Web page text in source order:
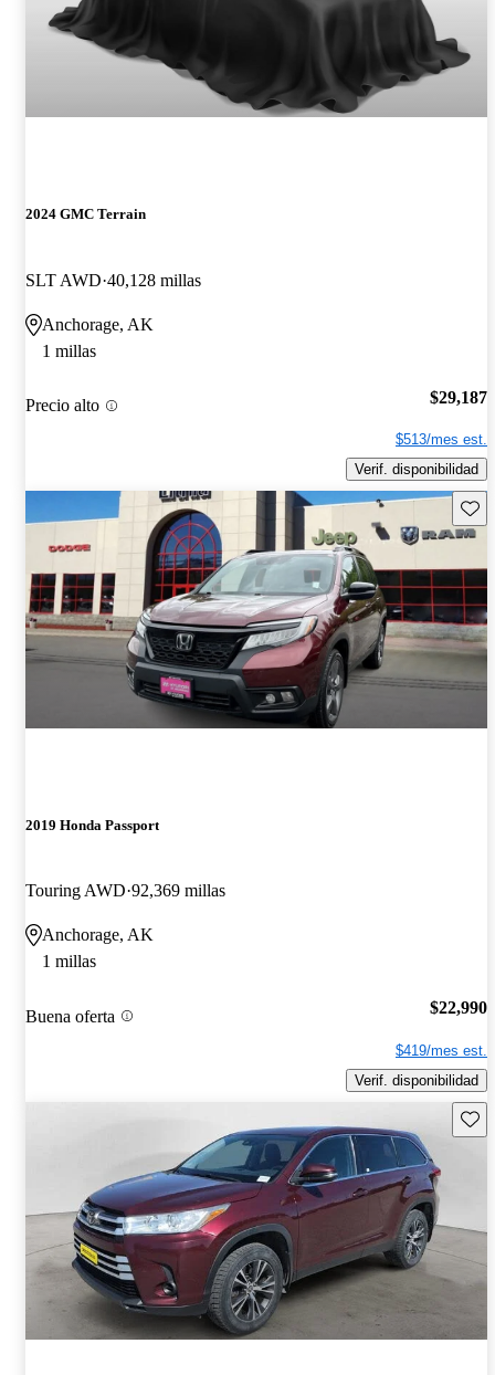
2024 GMC Terrain
SLT AWD 40,128 millas
Anchorage, AK
1 millas
Precio alto $29,187
$513/mes est.
Verif. disponibilidad
2019 Honda Passport
Touring AWD 92,369 millas
Anchorage, AK
1 millas
Buena oferta $22,990
$419/mes est.
Verif. disponibilidad